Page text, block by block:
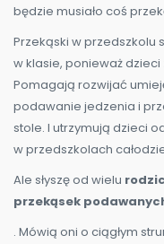
będzie musiało coś
Przekąski w przedszkolu
w klasie, ponieważ
Pomagają rozwijać
podawanie jedzenia i
stole. I utrzymują dzieci
w przedszkolach
Ale słyszę od wielu
przekąsek
. Mówią oni o ciągłym